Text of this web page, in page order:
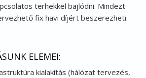
terhekkel bajlódni. Mindezt
fix havi díjért beszerezheti.
ELEMEI:
kialakítás (hálózat tervezés,